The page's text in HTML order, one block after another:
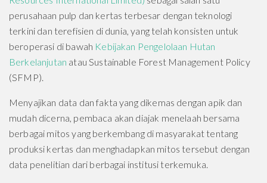
perusahaan pulp dan kertas terbesar dengan teknologi
terkini dan terefisien di dunia, yang telah konsisten untuk
beroperasi di bawah Kebijakan Pengelolaan Hutan
Berkelanjutan atau Sustainable Forest Management Policy
(SFMP).
Menyajikan data dan fakta yang dikemas dengan apik dan
mudah dicerna, pembaca akan diajak menelaah bersama
berbagai mitos yang berkembang di masyarakat tentang
produksi kertas dan menghadapkan mitos tersebut dengan
data penelitian dari berbagai institusi terkemuka.